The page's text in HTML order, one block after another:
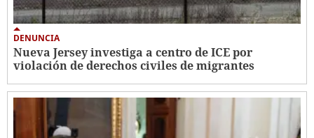
DENUNCIA
Nueva Jersey investiga a centro de ICE por
violación de derechos civiles de migrantes